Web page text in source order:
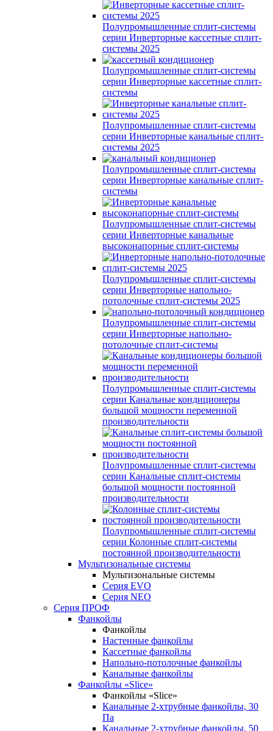
Полупромышленные сплит-системы
серии Инверторные кассетные сплит-
системы 2025
Полупромышленные сплит-системы
серии Инверторные кассетные сплит-
системы
Полупромышленные сплит-системы
серии Инверторные канальные сплит-
системы 2025
Полупромышленные сплит-системы
серии Инверторные канальные сплит-
системы
Полупромышленные сплит-системы
серии Инверторные канальные
высоконапорные сплит-системы
Полупромышленные сплит-системы
серии Инверторные напольно-
потолочные сплит-системы 2025
Полупромышленные сплит-системы
серии Инверторные напольно-
потолочные сплит-системы
Полупромышленные сплит-системы
серии Канальные кондиционеры
большой мощности переменной
производительности
Полупромышленные сплит-системы
серии Канальные сплит-системы
большой мощности постоянной
производительности
Полупромышленные сплит-системы
серии Колонные сплит-системы
постоянной производительности
Мультизональные системы
Мультизональные системы
Серия EVO
Серия NEO
Серия ПРОФ
Фанкойлы
Фанкойлы
Настенные фанкойлы
Кассетные фанкойлы
Напольно-потолочные фанкойлы
Канальные фанкойлы
Фанкойлы «Slice»
Фанкойлы «Slice»
Канальные 2-хтрубные фанкойлы, 30
Па
Канальные 2-хтрубные фанкойлы, 50